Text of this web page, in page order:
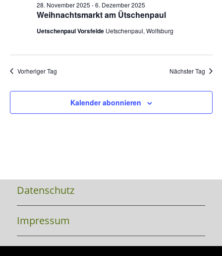
DEZEMBER
2025
Weihnachtsmarkt am Ütschenpaul
28. November 2025 -6. Dezember 2025
Uetschenpaul Vorsfelde Uetschenpaul, Wolfsburg
Vorheriger Tag Nächster Tag
Kalender abonnieren
Datenschutz
Impressum